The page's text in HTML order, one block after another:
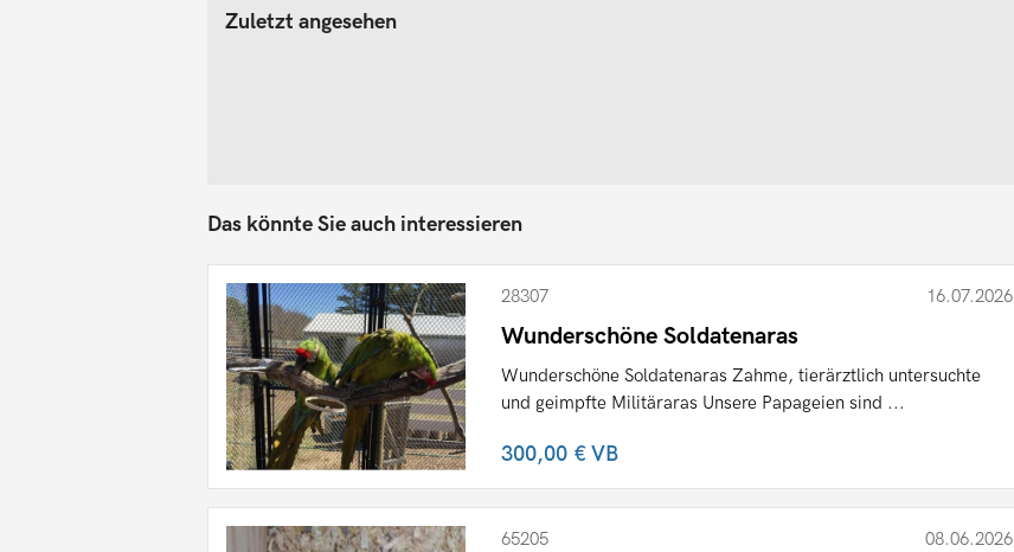
Zuletzt angesehen
Das könnte Sie auch interessieren
28307 16.07.2026
Wunderschöne Soldatenaras
Wunderschöne Soldatenaras Zahme, tierärztlich untersuchte
und geimpfte Militäraras Unsere Papageien sind ...
300,00 €VB
65205 08.06.2026